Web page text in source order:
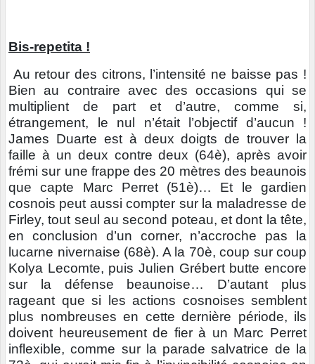
Bis-repetita !
Au retour des citrons, l’intensité ne baisse pas !
Bien au contraire avec des occasions qui se
multiplient de part et d’autre, comme si,
étrangement, le nul n’était l’objectif d’aucun !
James Duarte est à deux doigts de trouver la
faille à un deux contre deux (64è), après avoir
frémi sur une frappe des 20 mètres des beaunois
que capte Marc Perret (51è)… Et le gardien
cosnois peut aussi compter sur la maladresse de
Firley, tout seul au second poteau, et dont la tête,
en conclusion d’un corner, n’accroche pas la
lucarne nivernaise (68è). A la 70è, coup sur coup
Kolya Lecomte, puis Julien Grébert butte encore
sur la défense beaunoise… D’autant plus
rageant que si les actions cosnoises semblent
plus nombreuses en cette dernière période, ils
doivent heureusement de fier à un Marc Perret
inflexible, comme sur la parade salvatrice de la